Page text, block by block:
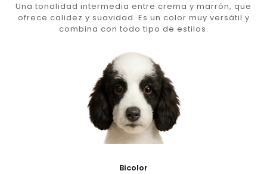
Una tonalidad intermedia entre crema y marrón, que
ofrece calidez y suavidad. Es un color muy versátil y
combina con todo tipo de estilos.
Bicolor